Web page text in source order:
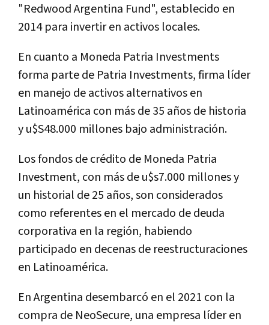
"Redwood Argentina Fund", establecido en
2014 para invertir en activos locales.
En cuanto a Moneda Patria Investments
forma parte de Patria Investments, firma líder
en manejo de activos alternativos en
Latinoamérica con más de 35 años de historia
y u$S48.000 millones bajo administración.
Los fondos de crédito de Moneda Patria
Investment, con más de u$s7.000 millones y
un historial de 25 años, son considerados
como referentes en el mercado de deuda
corporativa en la región, habiendo
participado en decenas de reestructuraciones
en Latinoamérica.
En Argentina desembarcó en el 2021 con la
compra de NeoSecure, una empresa líder en